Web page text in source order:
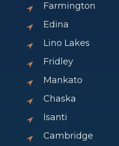
Farmington
Edina
Lino Lakes
Fridley
Mankato
Chaska
Isanti
Cambridge